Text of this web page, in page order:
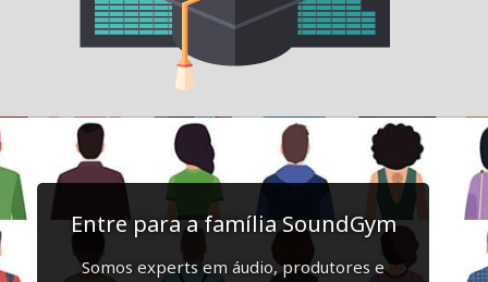
Entre para a família SoundGym
Somos experts em áudio, produtores e